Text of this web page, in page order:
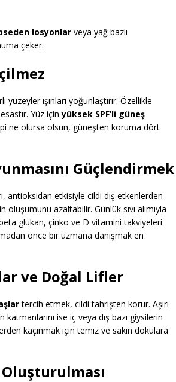
losyonlar veya yağ bazlı
çeker.
yüzeyler ışınları yoğunlaştırır. Özellikle
Yüz içinyüksek SPF’li güneş
ne olursa olsun, güneşten koruma dört
Güçlendirmek
antioksidan etkisiyle cildi dış etkenlerden
azaltabilir. Günlük sıvı alımıyla
glukan, çinko ve D vitamini takviyeleri
önce bir uzmana danışmak en
ve Doğal Lifler
tercih etmek, cildi tahrişten korur. Aşırı
ise iç veya dış bazı giysilerin
kaçınmak için temiz ve sakin dokulara